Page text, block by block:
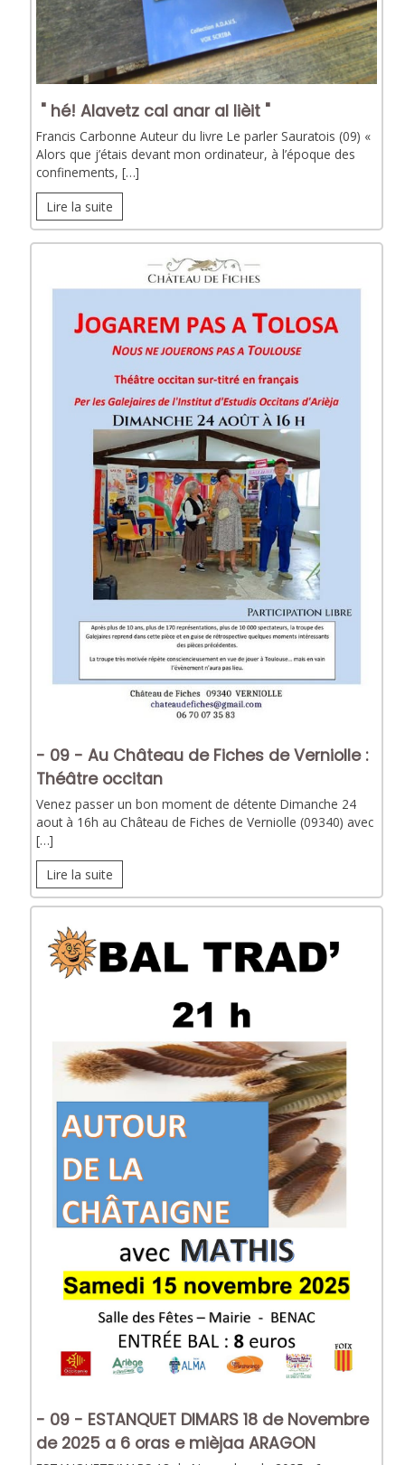
" hé! Alavetz cal anar al lièit "
Francis Carbonne Auteur du livre Le parler Sauratois (09) «
Alors que j’étais devant mon ordinateur, à l’époque des
confinements, […]
Lire la suite
- 09 - Au Château de Fiches de Verniolle :
Théâtre occitan
Venez passer un bon moment de détente Dimanche 24
aout à 16h au Château de Fiches de Verniolle (09340) avec
[…]
Lire la suite
- 09 - ESTANQUET DIMARS 18 de Novembre
de 2025 a 6 oras e mièjaa ARAGON